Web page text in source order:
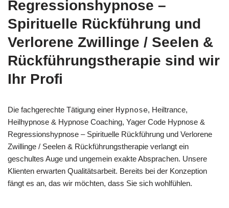
Regressionshypnose –
Spirituelle Rückführung und
Verlorene Zwillinge / Seelen &
Rückführungstherapie sind wir
Ihr Profi
Die fachgerechte Tätigung einer Hypnose, Heiltrance,
Heilhypnose & Hypnose Coaching, Yager Code Hypnose &
Regressionshypnose – Spirituelle Rückführung und Verlorene
Zwillinge / Seelen & Rückführungstherapie verlangt ein
geschultes Auge und ungemein exakte Absprachen. Unsere
Klienten erwarten Qualitätsarbeit. Bereits bei der Konzeption
fängt es an, das wir möchten, dass Sie sich wohlfühlen.